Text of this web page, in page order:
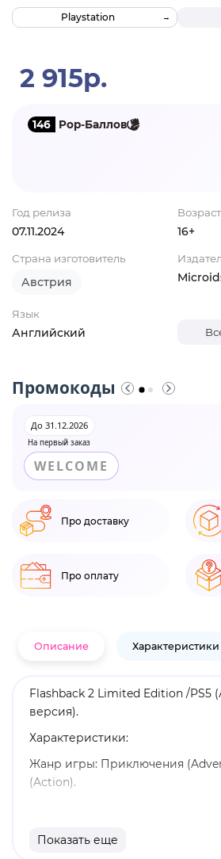
Playstation
2 915р.
146 Pop-Баллов
Год релиза
07.11.2024 16+
Страна изготовитель
Австрия
Язык
Английский
Промокоды
На первый заказ
До 31.12.2026
WELCOME
Про доставку
Про оплату
Описание Характеристики
Flashback 2 Limited Edition /PS5
версия).
Характеристики:
Жанр игры: Приключения
(Action).
Издатель: Microids.
Показать еще